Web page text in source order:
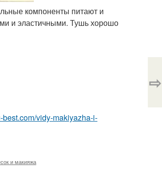
компоненты питают и
и эластичными. Тушь хорошо
vidy-makiyazha-i-
и макияжа
⇨